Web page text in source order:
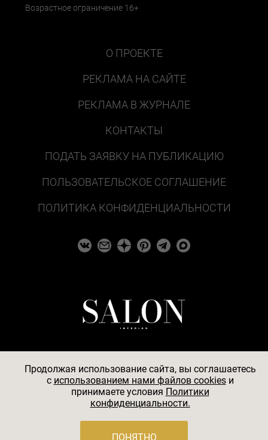
Возрастное ограничение 16+
О ПРОЕКТЕ
РЕКЛАМА НА САЙТЕ
РЕКЛАМА В ЖУРНАЛЕ
КОНТАКТЫ
ПОДАТЬ ЗАЯВКУ НА ПУБЛИКАЦИЮ
ПОЛЬЗОВАТЕЛЬСКОЕ СОГЛАШЕНИЕ
ПОЛИТИКА КОНФИДЕНЦИАЛЬНОСТИ
© 2026
АО «БКМ», ОГРН 1027739494584, ИНН 7705056238,
127018, Москва, ул. Полковая, д. 3, стр. 4, помещение I,
комн. 23
Продолжая использование сайта, вы соглашаетесь
c использованием нами файлов cookiesи
принимаете условия Политики
конфиденциальности.
ПОНЯТНО